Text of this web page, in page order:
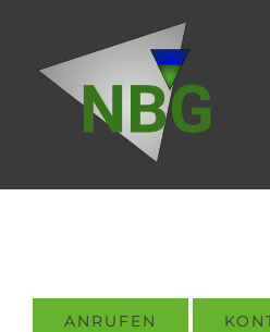
springen
ANRUFEN